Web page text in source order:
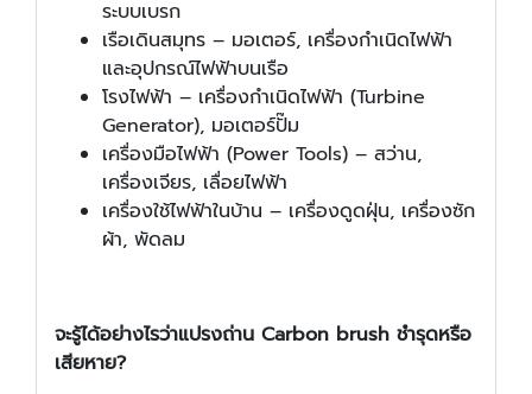
ระบบเบรก
เรือเดินสมุทร – มอเตอร์, เครื่องกำเนิดไฟฟ้า
และอุปกรณ์ไฟฟ้าบนเรือ
โรงไฟฟ้า – เครื่องกำเนิดไฟฟ้า (Turbine
Generator), มอเตอร์ปั๊ม
เครื่องมือไฟฟ้า (Power Tools) – สว่าน,
เครื่องเจียร, เลื่อยไฟฟ้า
เครื่องใช้ไฟฟ้าในบ้าน – เครื่องดูดฝุ่น, เครื่องซัก
ผ้า, พัดลม
จะรู้ได้อย่างไรว่าแปรงถ่าน Carbon brush ชำรุดหรือ
เสียหาย?